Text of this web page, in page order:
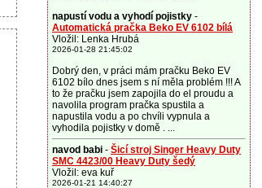
napustí vodu a vyhodí pojistky -
Automatická pračka Beko EV 6102 bílá
Vložil: Lenka Hrubá
2026-01-28 21:45:02
Dobrý den, v práci mám pračku Beko EV
6102 bílo dnes jsem s ní měla problém !!! A
to že pračku jsem zapojila do el proudu a
navolila program pračka spustila a
napustila vodu a po chvíli vypnula a
vyhodila pojistky v domě . ...
navod babi - Šicí stroj Singer Heavy Duty
SMC 4423/00 Heavy Duty šedý
Vložil: eva kuř
2026-01-21 14:40:27